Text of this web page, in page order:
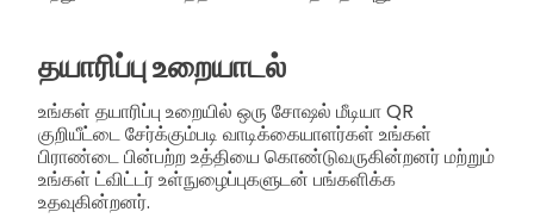
தயாரிப்பு உறையாடல்
உங்கள் தயாரிப்பு உறையில் ஒரு சோஷல் மீடியா QR
குறியீட்டை சேர்க்கும்படி வாடிக்கையாளர்கள் உங்கள்
பிராண்டை பின்பற்ற உத்தியை கொண்டுவருகின்றனர் மற்றும்
உங்கள் ட்விட்டர் உள்நுழைப்புகளுடன் பங்களிக்க
உதவுகின்றனர்.